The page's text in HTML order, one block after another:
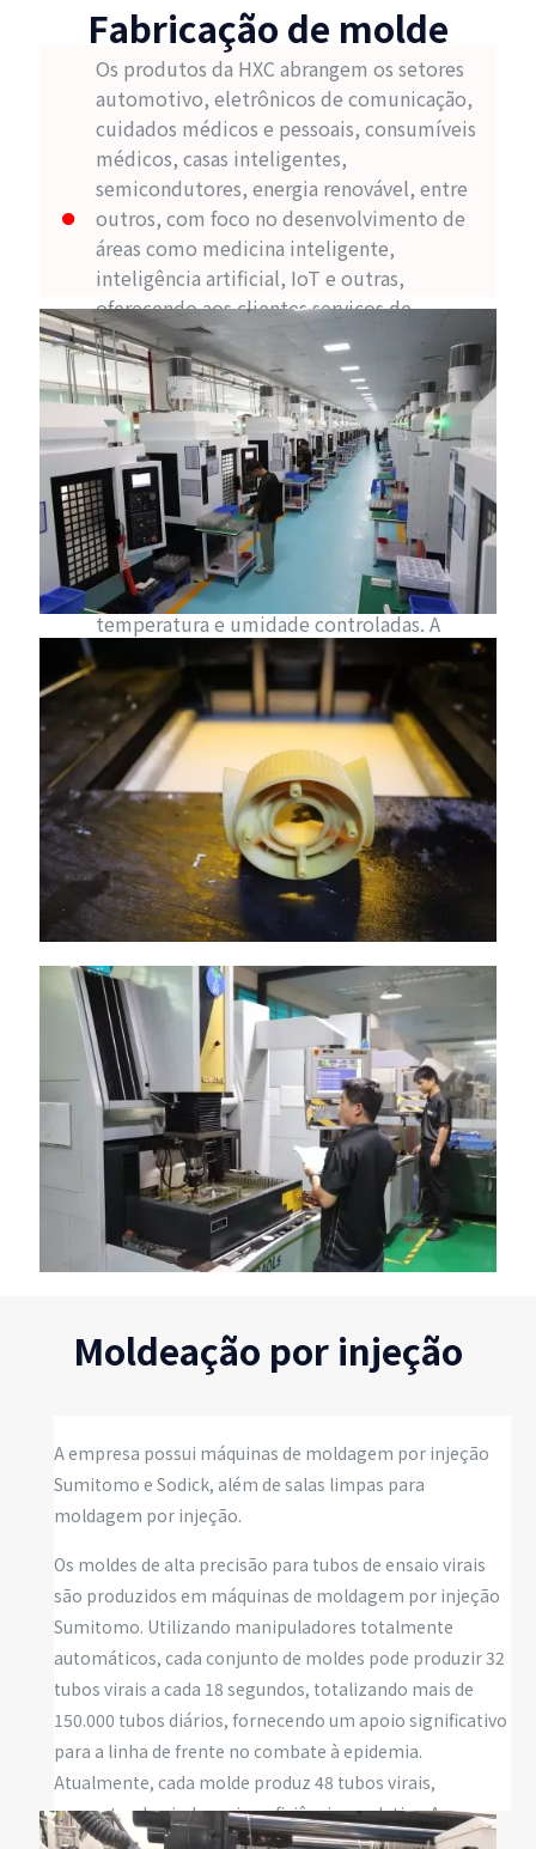
Fabricação de molde
Os produtos da HXC abrangem os setores
automotivo, eletrônicos de comunicação,
cuidados médicos e pessoais, consumíveis
médicos, casas inteligentes,
semicondutores, energia renovável, entre
outros, com foco no desenvolvimento de
áreas como medicina inteligente,
inteligência artificial, IoT e outras,
oferecendo aos clientes serviços de
fabricação personalizada de peças plásticas
de alta precisão.
A empresa possui 5 centros de usinagem 5-
axis HERMLE C22, C42 e C62 (alemães), 83
equipamentos de precisão para
processamento de moldes, incluindo
máquinas de centelhagem AGIE e Sodick,
além de equipamentos Okuma e FANUC,
bem como uma oficina de produção com
temperatura e umidade controladas. A
precisão de usinagem pode atingir 0,002
mm. A taxa de aprovação T1 ultrapassa 90%.
Moldeação por injeção
A empresa possui máquinas de moldagem por injeção
Sumitomo e Sodick, além de salas limpas para
moldagem por injeção.
Os moldes de alta precisão para tubos de ensaio virais
são produzidos em máquinas de moldagem por injeção
Sumitomo. Utilizando manipuladores totalmente
automáticos, cada conjunto de moldes pode produzir 32
tubos virais a cada 18 segundos, totalizando mais de
150.000 tubos diários, fornecendo um apoio significativo
para a linha de frente no combate à epidemia.
Atualmente, cada molde produz 48 tubos virais,
aumentando ainda mais a eficiência produtiva. A
Mastars, com seu design de moldes high-tech,